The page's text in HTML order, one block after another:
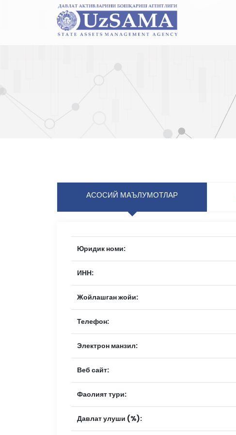
АСОСИЙ МАЪЛУМОТЛАР
Юридик номи:
ИНН:
Жойлашган жойи:
Телефон:
Электрон манзил:
Веб сайт:
Фаолият тури:
Давлат улуши (%):